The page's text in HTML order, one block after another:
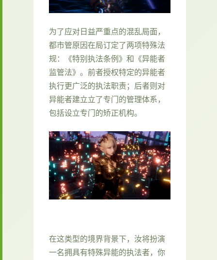
为了应对日益严重点的混乱局面，
都市管原因在局订定了两项特殊法
规：《特别执法条例》和《异能者
监管法》。前者授权特定的异能者
执行更广泛的执法职责；后者则对
异能者建立立了专门的管理体系，
包括设立专门的矫正机构。
在这类型的境界背景下，汝将扮演
一名拥具有特殊异能的执法者，你